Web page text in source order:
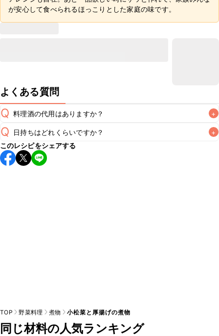
が安心して食べられるほっこりとした家庭の味です。
よくある質問
Q 料理酒の代用はありますか？ +
A
Q 日持ちはどれくらいですか？ +
保存期間は冷蔵で翌日中が目安です。なるべくお早めにお召
し上がりください。
このレシピをシェアする
TOP 野菜料理 煮物 小松菜と厚揚げの煮物
同じ材料の人気ランキング